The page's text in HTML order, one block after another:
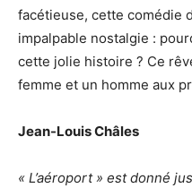
facétieuse, cette comédie
impalpable nostalgie :
cette jolie histoire ? Ce
femme et un homme aux
Jean-Louis Châles
« L’aéroport » est donné